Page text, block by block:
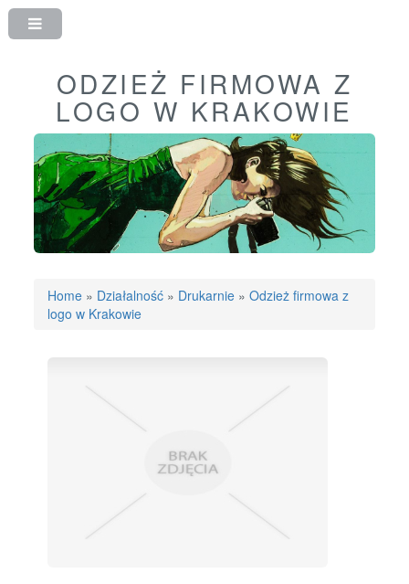
ODZIEŻ FIRMOWA Z
LOGO W KRAKOWIE
Home » Działalność » Drukarnie »Odzież firmowa z
logo w Krakowie